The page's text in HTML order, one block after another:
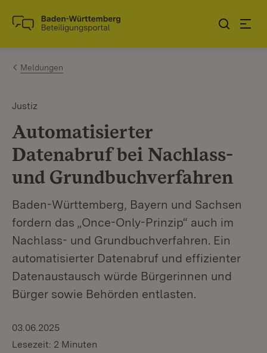
Zum Inhalt springen
Link zur Startseite
Meldungen
Justiz
Automatisierter
Datenabruf bei Nachlass-
und Grundbuchverfahren
Baden-Württemberg, Bayern und Sachsen
fordern das „Once-Only-Prinzip“ auch im
Nachlass- und Grundbuchverfahren. Ein
automatisierter Datenabruf und effizienter
Datenaustausch würde Bürgerinnen und
Bürger sowie Behörden entlasten.
03.06.2025
Lesezeit: 2 Minuten